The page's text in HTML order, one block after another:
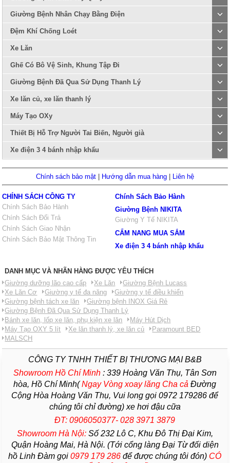
Giường Bệnh Nhân Chạy Bằng Điện
Đệm Khí Chống Loét
Xe Lăn
Ghế Có Bô Vệ Sinh, Khung Tập Đi
Giường Bệnh Đã Qua Sử Dụng Thanh Lý
Xe lăn củ, xe lăn thanh lý
Máy Tạo OXy
Thiết Bị Hỗ Trợ Người Tai Biến, Người già
Xe điện 3 4 bánh nhập khẩu
Chính sách bảo mật Hướng dẫn mua hàng Liên hệ
CHÍNH SÁCH CÔNG TY
Chính Sách Bảo Hành
Chính Sách Đổi Trả
Chính Sách Giao Nhận
Chính Sách Bảo Mật Thông Tin
Chính Sách Bảo Hành
Giường Bệnh NIKITA
Giường Y Tế NIKITA
CẨM NANG MUA SẮM
Xe điện 3 4 bánh nhập khẩu
DANH MỤC VÀ NHÃN HÀNG ĐƯỢC YÊU THÍCH
Giường dưỡng lão cao cấp
Xe Lăn
Giường Bệnh Lucass
Xe Lăn Cơ
Giường y tế đa năng
Giường y tế điều khiển
Giường bệnh tách xe lăn
Giường bệnh INOX Giá Rẻ
Giường Bệnh Đã Qua Sử Dụng Thanh Lý
Bánh xe lăn, lốp xe lăn, phụ kiện xe lăn
Máy Hút Dịch
Máy Tạo OXY 5 lít
Xe lăn thanh lý, xe lăn củ
Paramount BED
MALSCH
CÔNG TY TNHH THIẾT BỊ THƯƠNG MẠI B&B
Showroom Hồ Chí Minh:339 Hoàng Văn Thụ, Tân Sơn
hòa, Hồ Chí Minh(Ngay Vòng xoay lăng Cha cả Đường
Cộng Hòa Hoàng Văn Thụ, Vui long gọi 0972 179286 để
chúng tôi chỉ đường) xe hơi đậu cữa
ĐT: 0906050377- 028 3971 3879
Showroom Hà Nội:Số 232 Lô C, Khu Đô Thị Đại Kim,
Quận Hoàng Mai, Hà Nội. (Tới cổng làng Đại Từ đối diện
hồ Linh Đàm gọi0979 179 286 để được chúng tôi đón) CÓ